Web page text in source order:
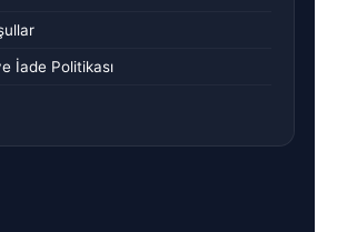
İade Politikası